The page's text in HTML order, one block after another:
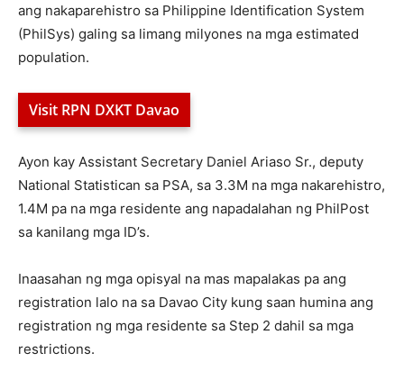
ang nakaparehistro sa Philippine Identification System
(PhilSys) galing sa limang milyones na mga estimated
population.
Visit RPN DXKT Davao
Ayon kay Assistant Secretary Daniel Ariaso Sr., deputy
National Statistican sa PSA, sa 3.3M na mga nakarehistro,
1.4M pa na mga residente ang napadalahan ng PhilPost
sa kanilang mga ID’s.
Inaasahan ng mga opisyal na mas mapalakas pa ang
registration lalo na sa Davao City kung saan humina ang
registration ng mga residente sa Step 2 dahil sa mga
restrictions.